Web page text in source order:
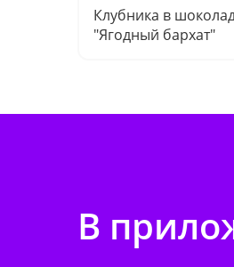
Клубника в
"Ягодный бархат"
В